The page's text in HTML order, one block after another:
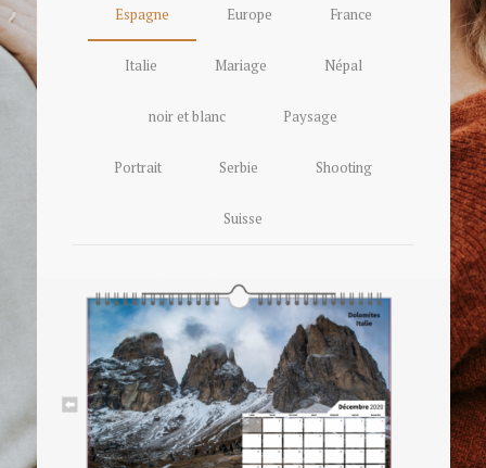
Espagne Europe France
Italie Mariage Népal
noir et blanc Paysage
Portrait Serbie Shooting
Suisse